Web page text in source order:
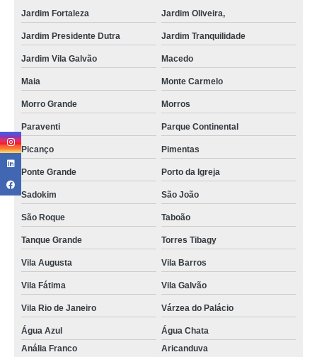
Jardim Fortaleza Jardim Oliveira,
Jardim Presidente Dutra Jardim Tranquilidade
Jardim Vila Galvão Macedo
Maia Monte Carmelo
Morro Grande Morros
Paraventi Parque Continental
Picanço Pimentas
Ponte Grande Porto da Igreja
Sadokim São João
São Roque Taboão
Tanque Grande Torres Tibagy
Vila Augusta Vila Barros
Vila Fátima Vila Galvão
Vila Rio de Janeiro Várzea do Palácio
Água Azul
Água Chata
Anália Franco
Aricanduva